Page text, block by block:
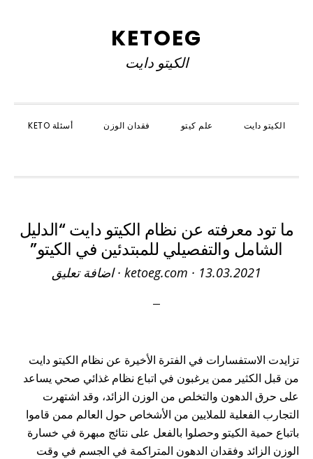
KETOEG
الكيتو دايت
الكيتو دايت علم كيتو فقدان الوزن أسئلة KETO
ما تود معرفته عن نظام الكيتو دايت “الدليل
الشامل والتفصيلي للمبتدئين في الكيتو”
ketoeg.com · 13.03.2021
·اضافة تعليق
تزايدت الاستفسارات في الفترة الأخيرة عن نظام الكيتو دايت
من قبل الكثير ممن يرغبون في اتباع نظام غذائي صحي يساعد
على حرق الدهون والتخلص من الوزن الزائد، وقد اشتهرت
التجارب الفعلية للملايين من الأشخاص حول العالم ممن قاموا
باتباع حمية الكيتو وحصلوا بالفعل على نتائج مبهرة في خسارة
الوزن الزائد وفقدان الدهون المتراكمة في الجسم في وقت